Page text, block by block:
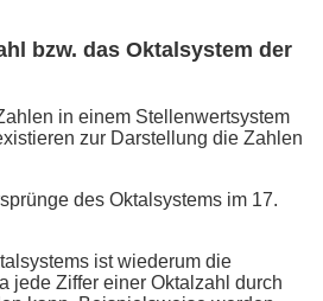
bzw. das Oktalsystem der
in einem Stellenwertsystem
zur Darstellung die Zahlen
des Oktalsystems im 17.
ist wiederum die
jede Ziffer einer Oktalzahl durch